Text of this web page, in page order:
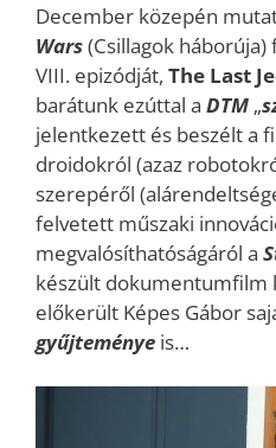
December közepén
Wars(Csillagok
VIII. epizódját, The Last
barátunk ezúttal a DTM „
jelentkezett és beszélt a
droidokról (azaz
szerepéről
felvetett műszaki
megvalósíthatóságáról a
készült dokumentumfilm
előkerült Képes Gábor
gyűjteménye is…